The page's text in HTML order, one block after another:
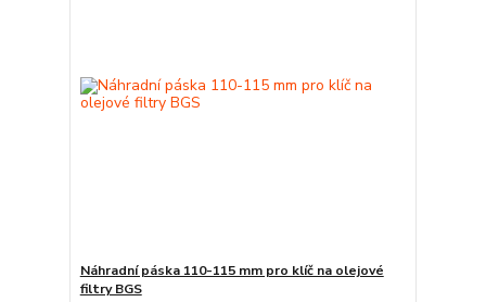
Náhradní páska 110-115 mm pro klíč na olejové
filtry BGS